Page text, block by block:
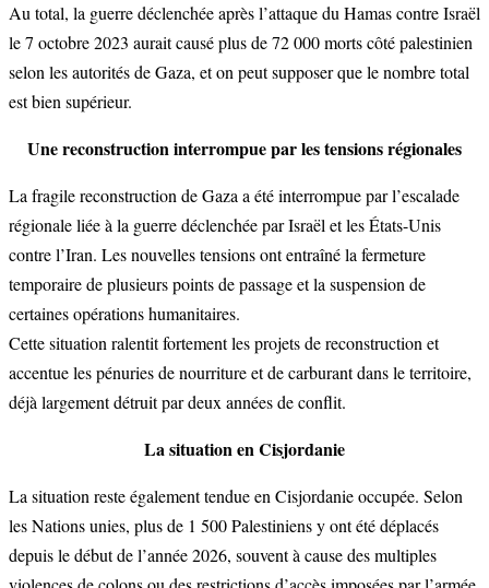
Au total, la guerre déclenchée après l’attaque du Hamas contre Israël
le 7 octobre 2023 aurait causé plus de 72 000 morts côté palestinien
selon les autorités de Gaza, et on peut supposer que le nombre total
est bien supérieur.
Une reconstruction interrompue par les tensions régionales
La fragile reconstruction de Gaza a été interrompue par l’escalade
régionale liée à la guerre déclenchée par Israël et les États-Unis
contre l’Iran. Les nouvelles tensions ont entraîné la fermeture
temporaire de plusieurs points de passage et la suspension de
certaines opérations humanitaires.
Cette situation ralentit fortement les projets de reconstruction et
accentue les pénuries de nourriture et de carburant dans le territoire,
déjà largement détruit par deux années de conflit.
La situation en Cisjordanie
La situation reste également tendue en Cisjordanie occupée. Selon
les Nations unies, plus de 1 500 Palestiniens y ont été déplacés
depuis le début de l’année 2026, souvent à cause des multiples